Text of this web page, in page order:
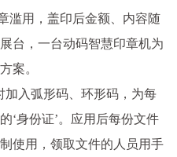
滥用，盖印后金额、内容随
台，一台动码智慧印章机为
案。
加入弧形码、环形码，为每
‘身份证’。应用后每份文件
使用，领取文件的人员用手